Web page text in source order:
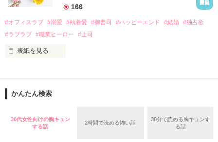
夏木美桜(なつきみお)
鳴海哲平 (なるみてっぺい)
2026.6.5～2026.7.25
＊以前、公開していた話の改稿版です＊
なぜか恭司から飼い猫の世話係を命じられた美桜は、猫の世
の関係となってしまい――？
166
#オフィスラブ #溺愛 #執着愛 #御曹司 #ハッピーエンド #結婚 #独占欲
#ラブラブ #職業ヒーロー #上司
表紙を見る
ションの企画戦略室で働いている。
めた、同期で恋人の石垣守（26）がいるのだが、後輩の姫原由
いた。
守と由羅から『便利屋雛子』と馬鹿にされ、一人こっそり泣い
かんたん検索
30代女性向けの胸キュン
する話
2時間で読める怖い話
30分で読める胸キュンす
る話